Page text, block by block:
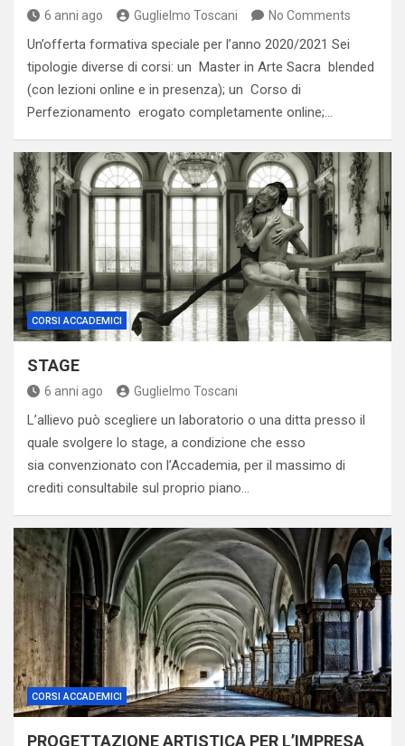
6 anni ago Guglielmo Toscani No Comments
Un’offerta formativa speciale per l’anno 2020/2021 Sei
tipologie diverse di corsi: un Master in Arte Sacra blended
(con lezioni online e in presenza); un Corso di
Perfezionamento erogato completamente online;…
CORSI ACCADEMICI
STAGE
6 anni ago Guglielmo Toscani
L’allievo può scegliere un laboratorio o una ditta presso il
quale svolgere lo stage, a condizione che esso
sia convenzionato con l’Accademia, per il massimo di
crediti consultabile sul proprio piano…
CORSI ACCADEMICI
PROGETTAZIONE ARTISTICA PER L’IMPRESA